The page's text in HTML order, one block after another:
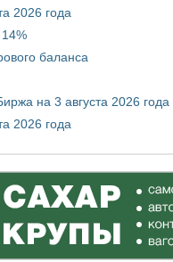
2026 года
баланса
на 3 августа 2026 года
2026 года